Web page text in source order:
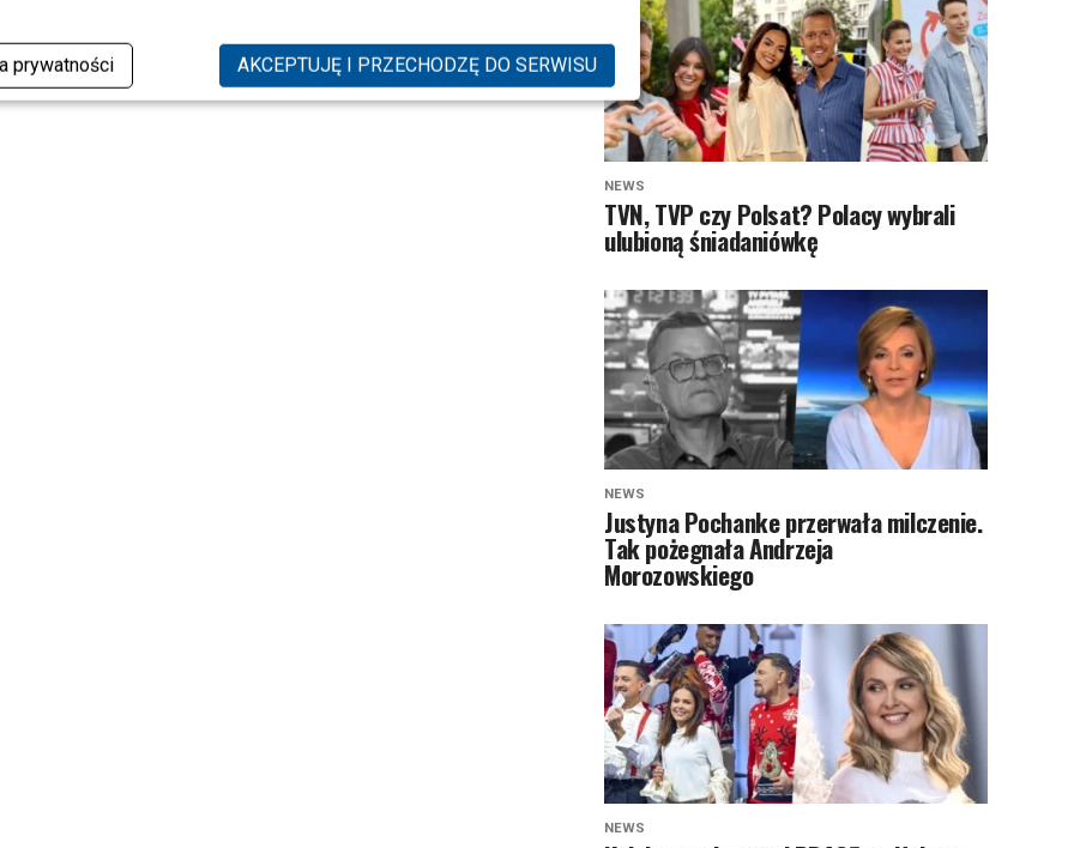
prywatności AKCEPTUJĘ I PRZECHODZĘ DO SERWISU
NEWS
TVN, TVP czy Polsat? Polacy wybrali
ulubioną śniadaniówkę
NEWS
Justyna Pochanke przerwała milczenie.
Tak pożegnała Andrzeja
Morozowskiego
NEWS